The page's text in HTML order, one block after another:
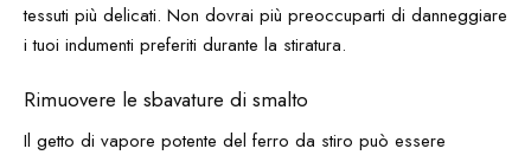
tessuti più delicati. Non dovrai più preoccuparti di danneggiare
i tuoi indumenti preferiti durante la stiratura.
Rimuovere le sbavature di smalto
Il getto di vapore potente del ferro da stiro può essere